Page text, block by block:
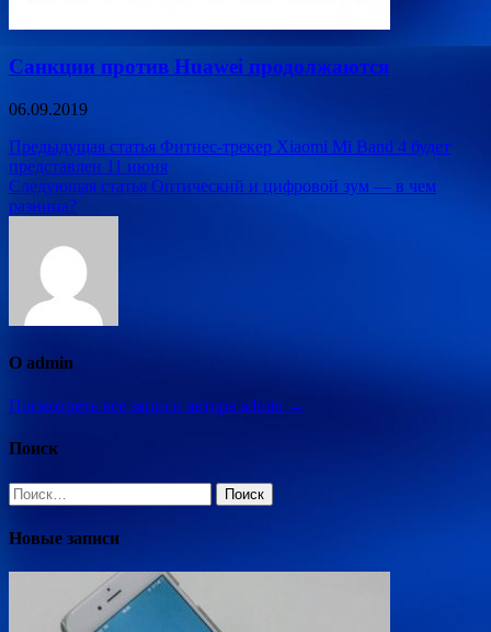
Санкции против Huawei продолжаются
06.09.2019
Навигация
по
записям
Предыдущая статья Фитнес-трекер Xiaomi Mi Band 4 будет
представлен 11 июня
Следующая статья Оптический и цифровой зум — в чем
разница?
О admin
Посмотреть все записи автора admin →
Поиск
Найти:
Новые записи